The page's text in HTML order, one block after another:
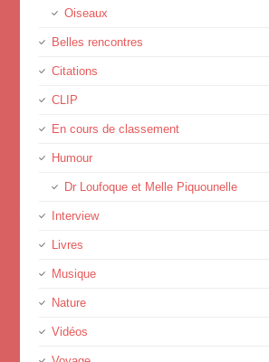
Oiseaux
Belles rencontres
Citations
CLIP
En cours de classement
Humour
Dr Loufoque et Melle Piquounelle
Interview
Livres
Musique
Nature
Vidéos